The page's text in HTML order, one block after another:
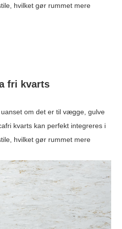
hvilket gør rummet mere
fri kvarts
om det er til vægge, gulve
kvarts kan perfekt integreres i
hvilket gør rummet mere